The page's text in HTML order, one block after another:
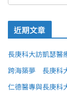
近期文章
長庚科大訪凱瑟醫
跨海築夢 長庚科
仁德醫專與長庚